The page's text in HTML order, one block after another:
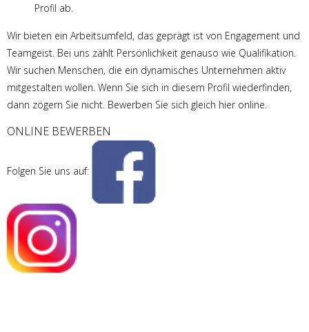
Profil ab.
Wir bieten ein Arbeitsumfeld, das geprägt ist von Engagement und
Teamgeist. Bei uns zählt Persönlichkeit genauso wie Qualifikation.
Wir suchen Menschen, die ein dynamisches Unternehmen aktiv
mitgestalten wollen. Wenn Sie sich in diesem Profil wiederfinden,
dann zögern Sie nicht. Bewerben Sie sich gleich hier online.
ONLINE BEWERBEN
Folgen Sie uns auf: